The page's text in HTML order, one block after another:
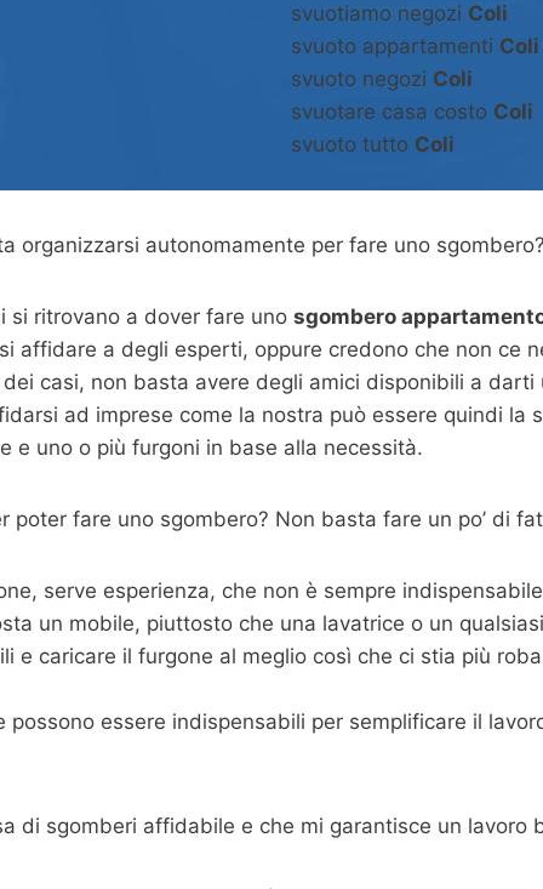
svuotiamo negozi Coli
svuoto appartamenti Coli
svuoto negozi Coli
svuotare casa costo Coli
svuoto tutto Coli
organizzarsi autonomamente per fare uno
si ritrovano a dover fare uno sgombero
affidare a degli esperti, oppure credono che non ce
casi, non basta avere degli amici disponibili a
ad imprese come la nostra può essere quindi la
e uno o più furgoni in base alla necessità.
poter fare uno sgombero? Non basta fare un po’ di
serve esperienza, che non è sempre
un mobile, piuttosto che una lavatrice o un
e caricare il furgone al meglio così che ci stia più
possono essere indispensabili per semplificare il
di sgomberi affidabile e che mi garantisce un lavoro